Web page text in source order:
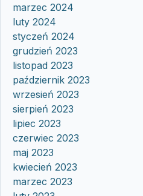
marzec 2024
luty 2024
styczeń 2024
grudzień 2023
listopad 2023
październik 2023
wrzesień 2023
sierpień 2023
lipiec 2023
czerwiec 2023
maj 2023
kwiecień 2023
marzec 2023